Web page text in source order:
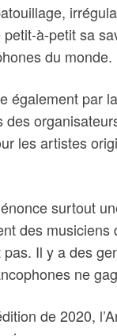
à-petit sa
du monde.
par
les artistes
surtout
des
Il y a des
ne
de 2020,